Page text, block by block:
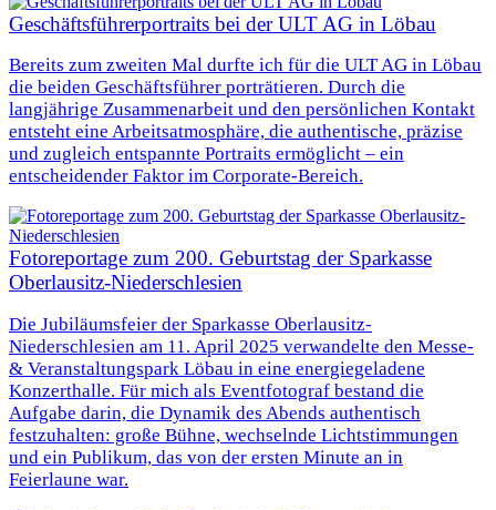
Geschäftsführerportraits bei der ULT AG in Löbau
Bereits zum zweiten Mal durfte ich für die ULT AG in Löbau
die beiden Geschäftsführer porträtieren. Durch die
langjährige Zusammenarbeit und den persönlichen Kontakt
entsteht eine Arbeitsatmosphäre, die authentische, präzise
und zugleich entspannte Portraits ermöglicht – ein
entscheidender Faktor im Corporate-Bereich.
Fotoreportage zum 200. Geburtstag der Sparkasse
Oberlausitz-Niederschlesien
Die Jubiläumsfeier der Sparkasse Oberlausitz-
Niederschlesien am 11. April 2025 verwandelte den Messe-
& Veranstaltungspark Löbau in eine energiegeladene
Konzerthalle. Für mich als Eventfotograf bestand die
Aufgabe darin, die Dynamik des Abends authentisch
festzuhalten: große Bühne, wechselnde Lichtstimmungen
und ein Publikum, das von der ersten Minute an in
Feierlaune war.